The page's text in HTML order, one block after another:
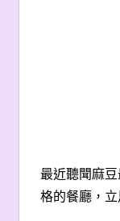
最近聽聞麻
格的餐廳，